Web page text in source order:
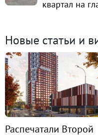
квартал на
Новые статьи и
Распечатали Второй